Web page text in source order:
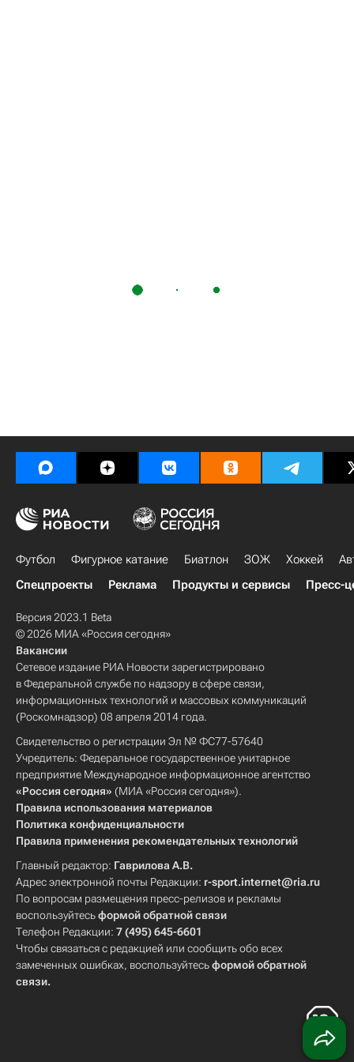
Футбол Фигурное катание Биатлон ЗОЖ Хоккей
Спецпроекты
Реклама Продукты и сервисы Пресс-
Версия 2023.1 Beta
© 2026 МИА «Россия сегодня»
Вакансии
Сетевое издание РИА Новости зарегистрировано
в Федеральной службе по надзору в сфере связи,
информационных технологий и массовых коммуникаций
(Роскомнадзор) 08 апреля 2014 года.
Свидетельство о регистрации Эл № ФС77-57640
Учредитель: Федеральное государственное унитарное
предприятие Международное информационное агентство
«Россия сегодня» (МИА «Россия сегодня»).
Правила использования материалов
Политика конфиденциальности
Правила применения рекомендательных технологий
Главный редактор: Гаврилова А.В.
Адрес электронной почты Редакции: r-sport.internet@ria.ru
По вопросам размещения пресс-релизов и рекламы
воспользуйтесьформой обратной связи
Телефон Редакции: 7 (495) 645-6601
Чтобы связаться с редакцией или сообщить обо всех
замеченных ошибках, воспользуйтесьформой обратной
связи.